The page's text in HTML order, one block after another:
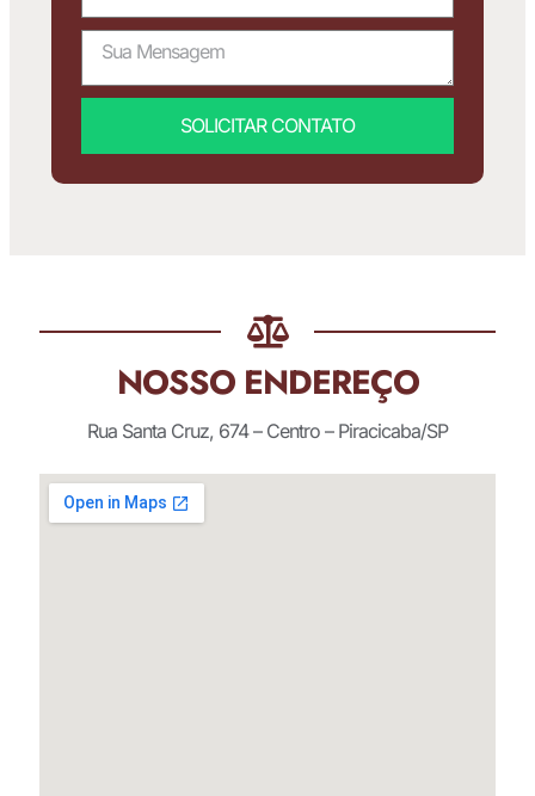
SOLICITAR CONTATO
NOSSO ENDEREÇO
Rua Santa Cruz, 674 – Centro – Piracicaba/SP